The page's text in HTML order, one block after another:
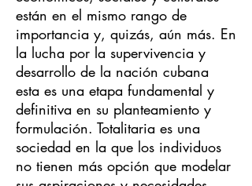
están en el mismo rango de
importancia y, quizás, aún más. En
la lucha por la supervivencia y
desarrollo de la nación cubana
esta es una etapa fundamental y
definitiva en su planteamiento y
formulación. Totalitaria es una
sociedad en la que los individuos
no tienen más opción que modelar